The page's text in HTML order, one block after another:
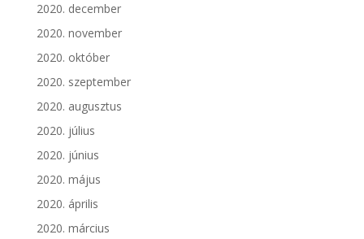
2020. december
2020. november
2020. október
2020. szeptember
2020. augusztus
2020. július
2020. június
2020. május
2020. április
2020. március